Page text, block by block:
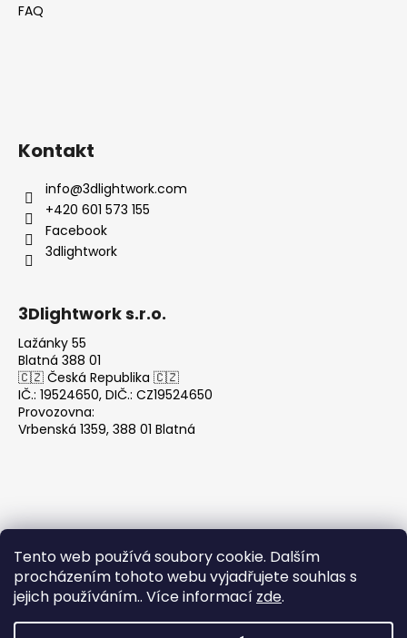
Tento web používá soubory cookie. Dalším
procházením tohoto webu vyjadřujete souhlas s
jejich používáním.. Více informací zde.
FAQ
Kontakt
info@3dlightwork.com
+420 601 573 155
Facebook
3dlightwork
3Dlightwork s.r.o.
Lažánky 55
Blatná 388 01
🇨🇿 Česká Republika 🇨🇿
IČ.: 19524650, DIČ.: CZ19524650
Provozovna:
Vrbenská 1359, 388 01 Blatná
Přijímáme online platby